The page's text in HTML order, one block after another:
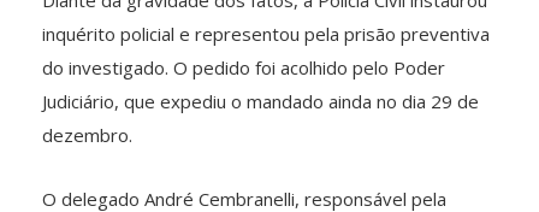
inquérito policial e representou pela prisão preventiva
do investigado. O pedido foi acolhido pelo Poder
Judiciário, que expediu o mandado ainda no dia 29 de
dezembro.
O delegado André Cembranelli, responsável pela